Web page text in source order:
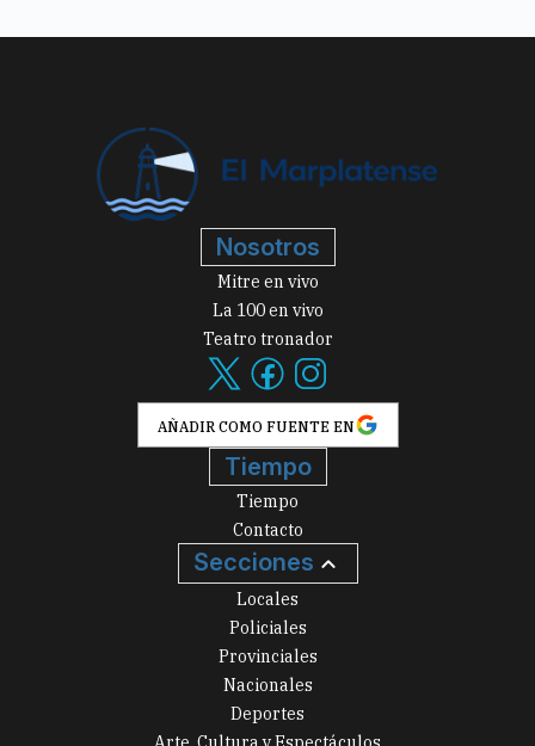
Nosotros
Mitre en vivo
La 100 en vivo
Teatro tronador
AÑADIR COMO FUENTE EN
Tiempo
Tiempo
Contacto
Secciones
Locales
Policiales
Provinciales
Nacionales
Deportes